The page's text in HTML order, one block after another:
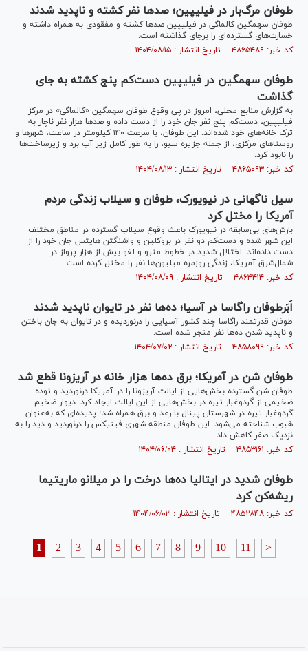
طوفان مرگ‌بار در فیلیپین؛ صدها نفر کشته و ناپدید شدند
طوفان سهمگین کالماگی در فیلیپین صدها کشته و مفقودی به همراه داشته و
خسارت‌های گسترده‌ای را برجای گذاشته است.
کد خبر: ۴۸۶۵۴۸۹ تاریخ انتشار : ۱۴۰۴/۰۸/۱۵
طوفان سهمگین در فیلیپین دست‌کم پنج کشته به جای
گذاشت
به گزارش منابع محلی، امروز در پی وقوع طوفان سهمگین «کالماگی» در مرکز
فیلیپین، دست‌کم پنج نفر جان خود را از دست داده و صد‌ها هزار نفر ناچار به
ترک خانه‌های خود شده‌اند. این طوفان، با سرعت ۱۴۰ کیلومتر در ساعت، شهر‌ها و
روستا‌های مرکزی، از جمله جزیره سبو، را به طور کامل زیر آب برد و زیرساخت‌ها
را نابود کرد.
کد خبر: ۴۸۶۵۰۹۳ تاریخ انتشار : ۱۴۰۴/۰۸/۱۳
سیل ناگهانی در نیویورک، طوفان و سیلاب زندگی مردم
آمریکا را مختل کرد
بارش‌های بی‌سابقه در نیویورک باعث وقوع سیلاب گسترده در مناطق مختلف
این شهر شده و دست‌کم دو نفر در بروکلین و واشنگتن هایتس جان خود را از
دست داده‌اند. اختلال شدید در خطوط مترو و لغو بیش از هزار پرواز در
شمال‌شرق آمریکا، زندگی روزمره میلیون‌ها نفر را مختل کرده است.
کد خبر: ۴۸۶۴۴۱۴ تاریخ انتشار : ۱۴۰۴/۰۸/۰۹
اَبَرطوفان راگاسا در آسیا؛ ده‌ها نفر در تایوان ناپدید شدند
طوفان قدرتمند راگاسا چند کشور آسیایی را درنوردیده و در تایوان به جان باختن
و ناپدید شدن ده‌ها نفر منجر شده است.
کد خبر: ۴۸۵۸۰۹۹ تاریخ انتشار : ۱۴۰۴/۰۷/۰۲
طوفان شن در آمریکا؛ برق ده‌ها هزار خانه در آریزونا قطع شد
طوفان شن گسترده بخش‌هایی از ایالت آریزونا را در آمریکا درنوردید و توده
ضخیمی از گردوغبار تیره در بخش‌هایی از این ایالت ایجاد کرد. دیوار ضخیم
گردوغبار تیره در شهرستان پینال با رعد و برق همراه شد؛ پدیده‌ای که به‌عنوان
هَبوب شناخته می‌شود. این طوفان منطقه شهری فینیکس را درنوردید و دید را به
نزدیک صفر کاهش داد.
کد خبر: ۴۸۵۳۱۶۱ تاریخ انتشار : ۱۴۰۴/۰۶/۰۴
طوفان شدید در ایتالیا ده‌ها درخت را در میلانو ماریتیما
ریشه‌کن کرد
کد خبر: ۴۸۵۲۸۴۸ تاریخ انتشار : ۱۴۰۴/۰۶/۰۳
1 2 3 4 5 6 7 8 9 10 11 >